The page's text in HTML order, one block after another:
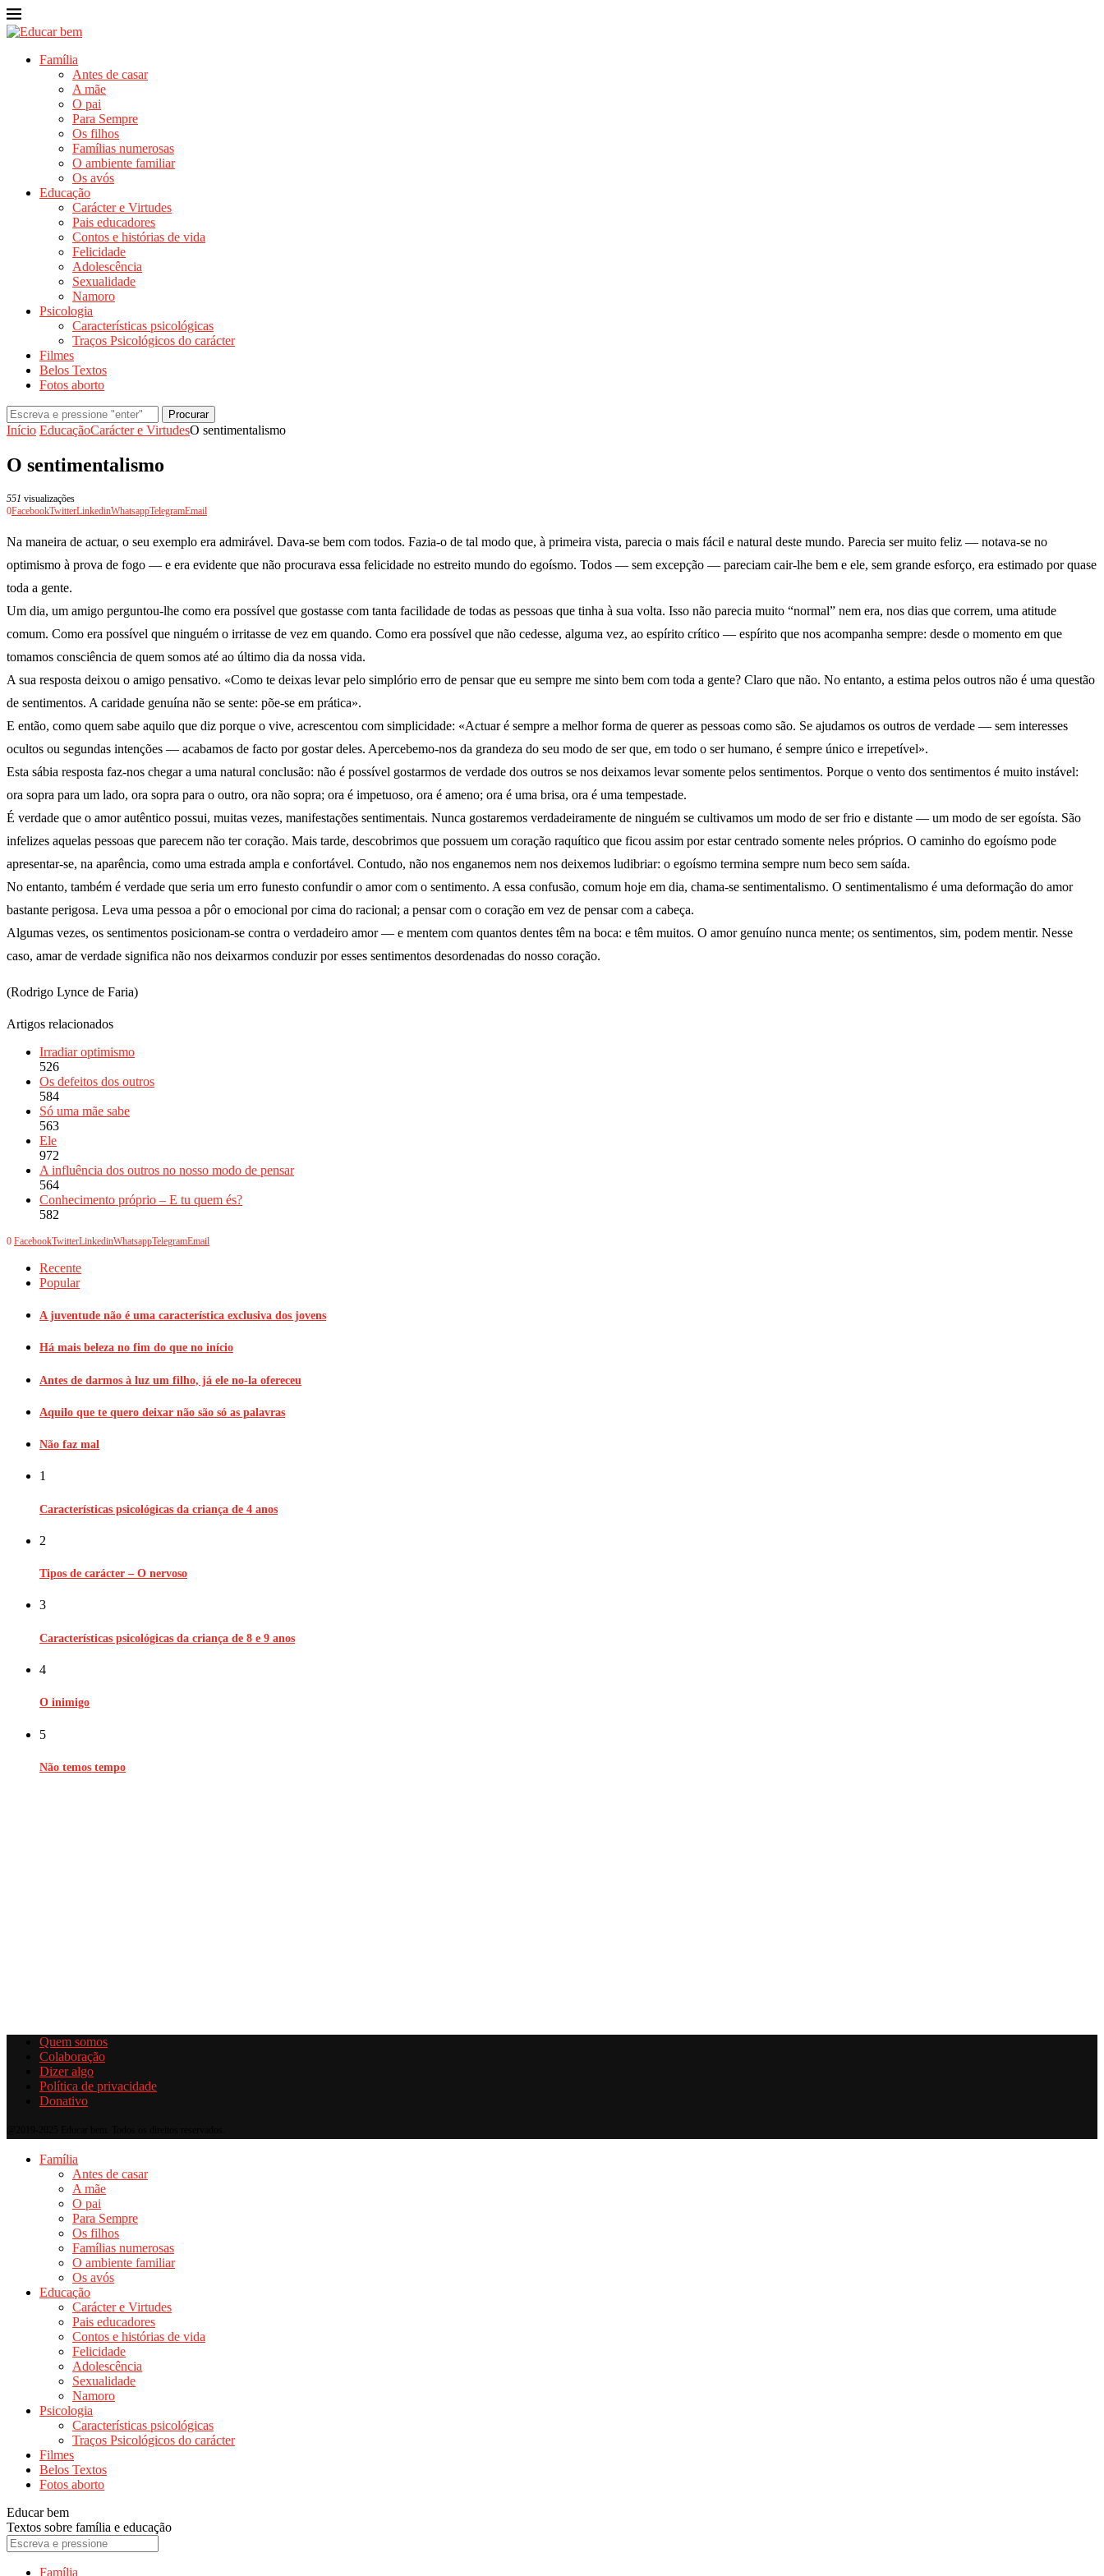
Família
Antes de casar
A mãe
O pai
Para Sempre
Os filhos
Famílias numerosas
O ambiente familiar
Os avós
Educação
Carácter e Virtudes
Pais educadores
Contos e histórias de vida
Felicidade
Adolescência
Sexualidade
Namoro
Psicologia
Características psicológicas
Traços Psicológicos do carácter
Filmes
Belos Textos
Fotos aborto
Procurar
Início EducaçãoCarácter e VirtudesO sentimentalismo
O sentimentalismo
551 visualizações
0FacebookTwitterLinkedinWhatsappTelegramEmail
Na maneira de actuar, o seu exemplo era admirável. Dava-se bem com todos. Fazia-o de tal modo que, à primeira vista, parecia o mais fácil e natural deste mundo. Parecia ser muito feliz — notava-se no
optimismo à prova de fogo — e era evidente que não procurava essa felicidade no estreito mundo do egoísmo. Todos — sem excepção — pareciam cair-lhe bem e ele, sem grande esforço, era estimado por quase
toda a gente.
Um dia, um amigo perguntou-lhe como era possível que gostasse com tanta facilidade de todas as pessoas que tinha à sua volta. Isso não parecia muito “normal” nem era, nos dias que correm, uma atitude
comum. Como era possível que ninguém o irritasse de vez em quando. Como era possível que não cedesse, alguma vez, ao espírito crítico — espírito que nos acompanha sempre: desde o momento em que
tomamos consciência de quem somos até ao último dia da nossa vida.
A sua resposta deixou o amigo pensativo. «Como te deixas levar pelo simplório erro de pensar que eu sempre me sinto bem com toda a gente? Claro que não. No entanto, a estima pelos outros não é uma questão
de sentimentos. A caridade genuína não se sente: põe-se em prática».
E então, como quem sabe aquilo que diz porque o vive, acrescentou com simplicidade: «Actuar é sempre a melhor forma de querer as pessoas como são. Se ajudamos os outros de verdade — sem interesses
ocultos ou segundas intenções — acabamos de facto por gostar deles. Apercebemo-nos da grandeza do seu modo de ser que, em todo o ser humano, é sempre único e irrepetível».
Esta sábia resposta faz-nos chegar a uma natural conclusão: não é possível gostarmos de verdade dos outros se nos deixamos levar somente pelos sentimentos. Porque o vento dos sentimentos é muito instável:
ora sopra para um lado, ora sopra para o outro, ora não sopra; ora é impetuoso, ora é ameno; ora é uma brisa, ora é uma tempestade.
É verdade que o amor autêntico possui, muitas vezes, manifestações sentimentais. Nunca gostaremos verdadeiramente de ninguém se cultivamos um modo de ser frio e distante — um modo de ser egoísta. São
infelizes aquelas pessoas que parecem não ter coração. Mais tarde, descobrimos que possuem um coração raquítico que ficou assim por estar centrado somente neles próprios. O caminho do egoísmo pode
apresentar-se, na aparência, como uma estrada ampla e confortável. Contudo, não nos enganemos nem nos deixemos ludibriar: o egoísmo termina sempre num beco sem saída.
No entanto, também é verdade que seria um erro funesto confundir o amor com o sentimento. A essa confusão, comum hoje em dia, chama-se sentimentalismo. O sentimentalismo é uma deformação do amor
bastante perigosa. Leva uma pessoa a pôr o emocional por cima do racional; a pensar com o coração em vez de pensar com a cabeça.
Algumas vezes, os sentimentos posicionam-se contra o verdadeiro amor — e mentem com quantos dentes têm na boca: e têm muitos. O amor genuíno nunca mente; os sentimentos, sim, podem mentir. Nesse
caso, amar de verdade significa não nos deixarmos conduzir por esses sentimentos desordenadas do nosso coração.
(Rodrigo Lynce de Faria)
Artigos relacionados
Irradiar optimismo
526
Os defeitos dos outros
584
Só uma mãe sabe
563
Ele
972
A influência dos outros no nosso modo de pensar
564
Conhecimento próprio – E tu quem és?
582
0 FacebookTwitterLinkedinWhatsappTelegramEmail
Recente
Popular
A juventude não é uma característica exclusiva dos jovens
Há mais beleza no fim do que no início
Antes de darmos à luz um filho, já ele no-la ofereceu
Aquilo que te quero deixar não são só as palavras
Não faz mal
1
Características psicológicas da criança de 4 anos
2
Tipos de carácter – O nervoso
3
Características psicológicas da criança de 8 e 9 anos
4
O inimigo
5
Não temos tempo
Quem somos
Colaboração
Dizer algo
Política de privacidade
Donativo
Família
Antes de casar
A mãe
O pai
Para Sempre
Os filhos
Famílias numerosas
O ambiente familiar
Os avós
Educação
Carácter e Virtudes
Pais educadores
Contos e histórias de vida
Felicidade
Adolescência
Sexualidade
Namoro
Psicologia
Características psicológicas
Traços Psicológicos do carácter
Filmes
Belos Textos
Fotos aborto
Educar bem
Textos sobre família e educação
Família